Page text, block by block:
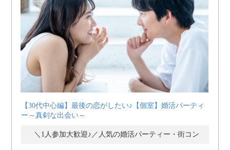
【30代中心編】最後の恋がしたい♪【個室】婚活パーティ
ー～真剣な出会い～
＼1人参加大歓迎♪／人気の婚活パーティー・街コン